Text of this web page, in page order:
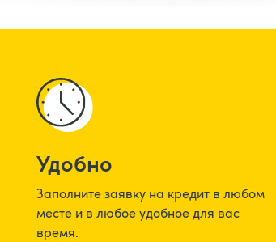
Удобно
Заполните заявку на кредит в любом
месте и в любое удобное для вас
время.